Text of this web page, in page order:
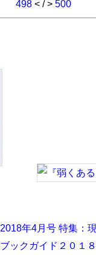
498 < / > 500